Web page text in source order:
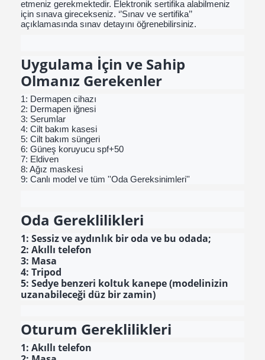
etmeniz gerekmektedir. Elektronik sertifika alabilmeniz
için sınava girecekseniz. ‘’Sınav ve sertifika’’
açıklamasında sınav detayını öğrenebilirsiniz.
Uygulama İçin ve Sahip
Olmanız Gerekenler
1: Dermapen cihazı
2: Dermapen iğnesi
3: Serumlar
4: Cilt bakım kasesi
5: Cilt bakım süngeri
6: Güneş koruyucu spf+50
7: Eldiven
8: Ağız maskesi
9: Canlı model ve tüm ''Oda Gereksinimleri''
Oda Gereklilikleri
1: Sessiz ve aydınlık bir oda ve bu odada;
2: Akıllı telefon
3: Masa
4: Tripod
5: Sedye benzeri koltuk kanepe (modelinizin
uzanabileceği düz bir zamin)
Oturum Gereklilikleri
1: Akıllı telefon